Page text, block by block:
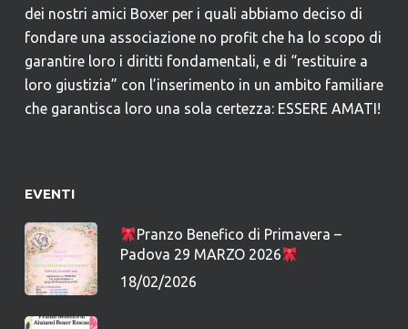
dei nostri amici Boxer per i quali abbiamo deciso di
fondare una associazione no profit che ha lo scopo di
garantire loro i diritti fondamentali, e di “restituire a
loro giustizia” con l’inserimento in un ambito familiare
che garantisca loro una sola certezza: ESSERE AMATI!
EVENTI
Pranzo Benefico di Primavera –
Padova 29 MARZO 2026
18/02/2026